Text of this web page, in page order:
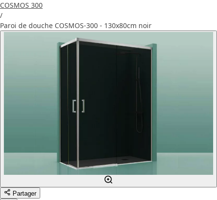
COSMOS 300
/
Paroi de douche COSMOS-300 - 130x80cm noir
Partager